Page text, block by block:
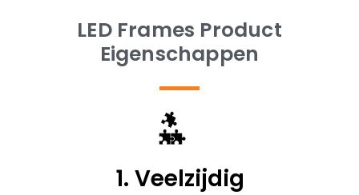
LED Frames Product
Eigenschappen
1. Veelzijdig